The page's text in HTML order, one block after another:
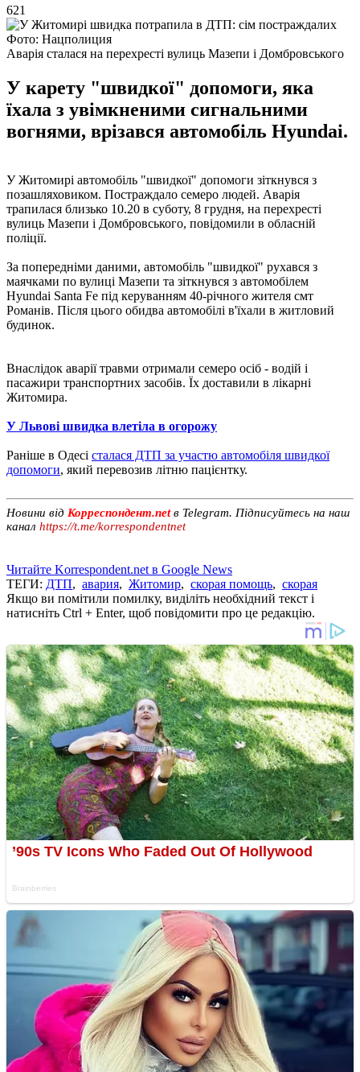
621
Фото: Нацполиция
Аварія сталася на перехресті вулиць Мазепи і Домбровського
У карету "швидкої" допомоги, яка
їхала з увімкненими сигнальними
вогнями, врізався автомобіль Hyundai.
У Житомирі автомобіль "швидкої" допомоги зіткнувся з
позашляховиком. Постраждало семеро людей. Аварія
трапилася близько 10.20 в суботу, 8 грудня, на перехресті
вулиць Мазепи і Домбровського, повідомили в обласній
поліції.
За попередніми даними, автомобіль "швидкої" рухався з
маячками по вулиці Мазепи та зіткнувся з автомобілем
Hyundai Santa Fe під керуванням 40-річного жителя смт
Романів. Після цього обидва автомобілі в'їхали в житловий
будинок.
Внаслідок аварії травми отримали семеро осіб - водій і
пасажири транспортних засобів. Їх доставили в лікарні
Житомира.
У Львові швидка влетіла в огорожу
Раніше в Одесі сталася ДТП за участю автомобіля швидкої
допомоги, який перевозив літню пацієнтку.
Новини від Корреспондент.netв Telegram. Підписуйтесь на наш
канал https://t.me/korrespondentnet
Читайте Korrespondent.net в Google News
ТЕГИ: ДТП, авария, Житомир, скорая помощь, скорая
Якщо ви помітили помилку, виділіть необхідний текст і
натисніть Ctrl + Enter, щоб повідомити про це редакцію.